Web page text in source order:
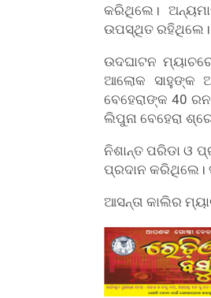
କରିଥିଲେ।
ଉପସ୍ଥିତ ରହିଥିଲେ।
ଉଦଘାଟନ
ଆଲୋକ ସାହୁଙ୍କ
ବେହେରାଙ୍କ 40
ଲିପୁନା ବେହେରା
ନିଶାନ୍ତ ପରିଡା ଓ
ପ୍ରଦାନ କରିଥିଲେ।
ଆସନ୍ତା କାଲିର